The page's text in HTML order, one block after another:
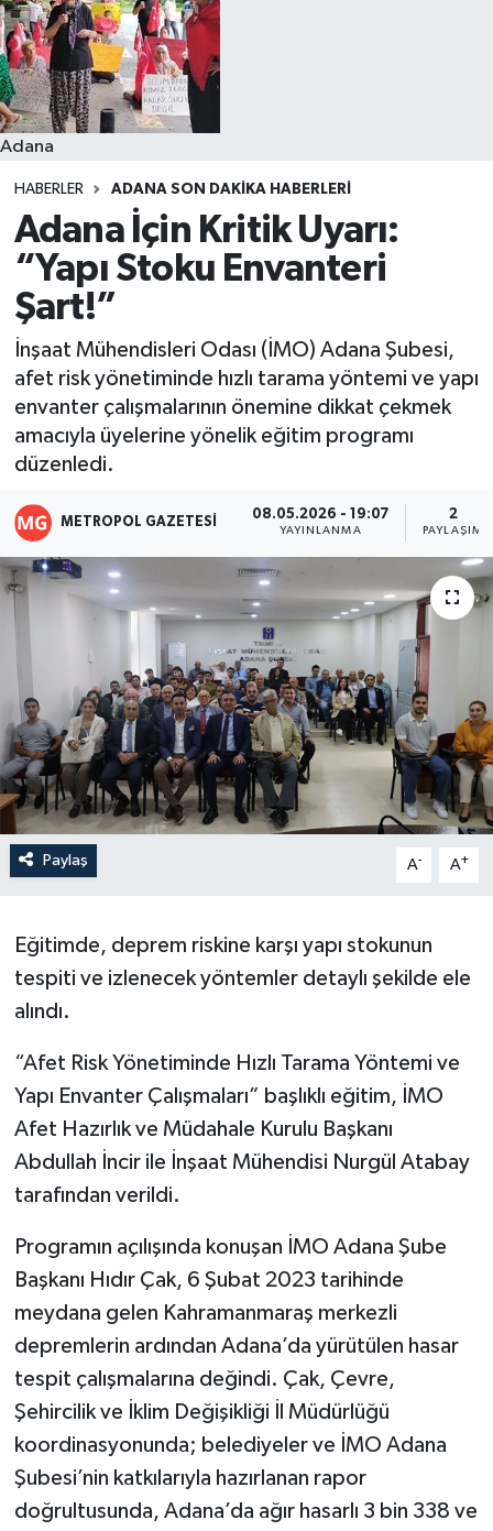
Adana
HABERLER ADANA SON DAKIKA HABERLERI
Adana İçin Kritik Uyarı:
“Yapı Stoku Envanteri
Şart!”
İnşaat Mühendisleri Odası (İMO) Adana Şubesi,
afet risk yönetiminde hızlı tarama yöntemi ve yapı
envanter çalışmalarının önemine dikkat çekmek
amacıyla üyelerine yönelik eğitim programı
düzenledi.
METROPOL GAZETESI 08.05.2026 - 19:07
YAYINLANMA
2
PAYLAŞIM
Paylaş A- A+
Eğitimde, deprem riskine karşı yapı stokunun
tespiti ve izlenecek yöntemler detaylı şekilde ele
alındı.
“Afet Risk Yönetiminde Hızlı Tarama Yöntemi ve
Yapı Envanter Çalışmaları” başlıklı eğitim, İMO
Afet Hazırlık ve Müdahale Kurulu Başkanı
Abdullah İncir ile İnşaat Mühendisi Nurgül Atabay
tarafından verildi.
Programın açılışında konuşan İMO Adana Şube
Başkanı Hıdır Çak, 6 Şubat 2023 tarihinde
meydana gelen Kahramanmaraş merkezli
depremlerin ardından Adana’da yürütülen hasar
tespit çalışmalarına değindi. Çak, Çevre,
Şehircilik ve İklim Değişikliği İl Müdürlüğü
koordinasyonunda; belediyeler ve İMO Adana
Şubesi’nin katkılarıyla hazırlanan rapor
doğrultusunda, Adana’da ağır hasarlı 3 bin 338 ve
Resmi İlanlar